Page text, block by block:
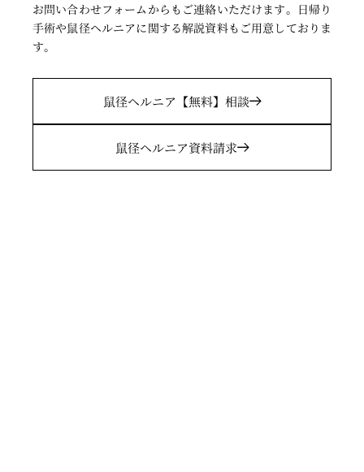
お問い合わせフォームからもご連絡いただけます。日帰り
手術や鼠径ヘルニアに関する解説資料もご用意しておりま
す。
鼠径ヘルニア 【無料】相談
鼠径ヘルニア資料請求